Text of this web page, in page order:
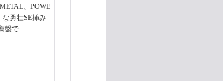
、POWE
な勇壮SE挿み
盤で